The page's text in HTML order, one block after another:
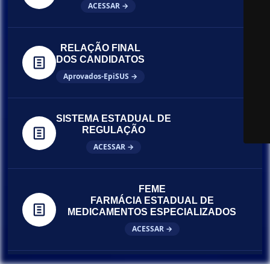
ACESSAR →
RELAÇÃO FINAL
DOS CANDIDATOS
Aprovados-EpiSUS →
SISTEMA ESTADUAL DE
REGULAÇÃO
ACESSAR →
FEME
FARMÁCIA ESTADUAL DE
MEDICAMENTOS ESPECIALIZADOS
ACESSAR →